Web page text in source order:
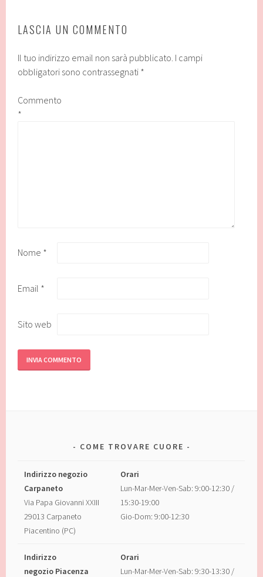
LASCIA UN COMMENTO
Il tuo indirizzo email non sarà pubblicato. I campi
obbligatori sono contrassegnati *
Commento
*
Nome *
Email *
Sito web
COME TROVARE CUORE
Indirizzo negozio
Carpaneto
Via Papa Giovanni XXIII
29013 Carpaneto
Piacentino (PC)
Orari
Lun-Mar-Mer-Ven-Sab: 9:00-12:30 /
15:30-19:00
Gio-Dom: 9:00-12:30
Indirizzo
negozio Piacenza
Orari
Lun-Mar-Mer-Ven-Sab: 9:30-13:30 /